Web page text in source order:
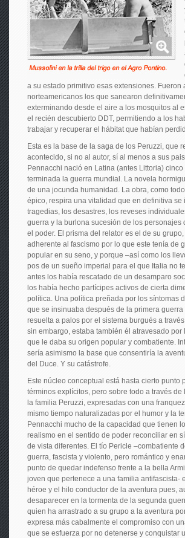
a su estado primitivo esas extensiones. Fueron
norteamericanos los que sanearon
exterminando desde el aire a los mosquitos al
el recién descubierto DDT, permitiendo a los
trabajar y recuperar el hábitat que habían
Esta es la base de la saga de los Peruzzi, que
acontecido, si no al autor, sí al menos a sus
Pennacchi nació en Latina (antes Littoria)
terminada la guerra mundial. La novela
de una jocunda humanidad. La obra, como
épico, respira una vitalidad que en definitiva se
tragedias, los desastres, los reveses
guerra y la burlona sucesión de los personajes
el poder. El prisma del relator es el de su
adherente al fascismo por lo que este tenía de
popular en su seno, y porque –así como los
pos de un sueño imperial para el que Italia no
antes los había rescatado de un desamparo
los había hecho partícipes activos de cierta
política. Una política preñada por los síntomas
que se insinuaba después de la primera guerra
resuelta a palos por el sistema burgués a
sin embargo, estaba también él atravesado por
que le daba su origen popular y combatiente.
sería asimismo la base que consentiría la
del Duce. Y su catástrofe.
Este núcleo conceptual está hasta cierto punto
términos explícitos, pero sobre todo a través de
la familia Peruzzi, expresadas con una
mismo tiempo naturalizadas por el humor y la
Pennacchi mucho de la capacidad que tienen
realismo en el sentido de poder reconciliar en
de vista diferentes. El tío Pericle –combatiente
guerra, fascista y violento, pero romántico y
punto de quedar indefenso frente a la bella
joven que pertenece a una familia antifascista-
héroe y el hilo conductor de la aventura pues,
desaparecer en la tormenta de la segunda
quien ha arrastrado a su grupo a la aventura
expresa más cabalmente el compromiso con
que se esfuerza por no detenerse y conquistar